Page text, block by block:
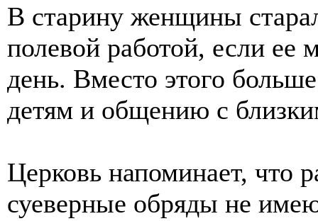
В старину женщины
полевой работой, если ее
день. Вместо этого
детям и общению с
Церковь напоминает, что
суеверные обряды не